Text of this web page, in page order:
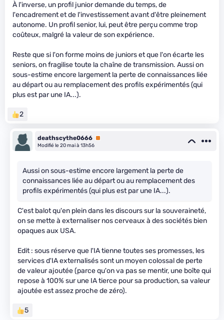
À l'inverse, un profil junior demande du temps, de
l'encadrement et de l'investissement avant d'être pleinement
autonome. Un profil senior, lui, peut être perçu comme trop
coûteux, malgré la valeur de son expérience.
Reste que si l'on forme moins de juniors et que l'on écarte les
seniors, on fragilise toute la chaîne de transmission. Aussi on
sous-estime encore largement la perte de connaissances liée
au départ ou au remplacement des profils expérimentés (qui
plus est par une IA...).
2
deathscythe0666 Premium
Modifié le 20 mai à 13h56
Aussi on sous-estime encore largement la perte de
connaissances liée au départ ou au remplacement des
profils expérimentés (qui plus est par une IA...).
C'est balot qu'en plein dans les discours sur la souveraineté,
on se mette à externaliser nos cerveaux à des sociétés bien
opaques aux USA.
Edit : sous réserve que l'IA tienne toutes ses promesses, les
services d'IA externalisés sont un moyen colossal de perte
de valeur ajoutée (parce qu'on va pas se mentir, une boîte qui
repose à 100% sur une IA tierce pour sa production, sa valeur
ajoutée est assez proche de zéro).
5